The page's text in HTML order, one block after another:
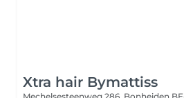
Xtra hair Bymattiss